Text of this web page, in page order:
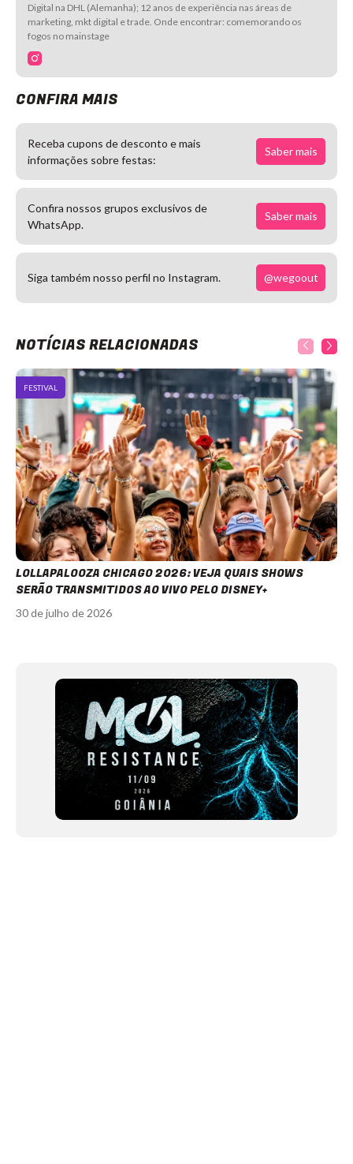
Digital na DHL (Alemanha); 12 anos de experiência nas áreas de
marketing, mkt digital e trade. Onde encontrar: comemorando os
fogos no mainstage
CONFIRA MAIS
Receba cupons de desconto e mais
informações sobre festas:
Saber mais
Confira nossos grupos exclusivos de
WhatsApp.
Saber mais
Siga também nosso perfil no Instagram. @wegoout
NOTÍCIAS RELACIONADAS
FESTIVAL
LOLLAPALOOZA CHICAGO 2026: VEJA QUAIS SHOWS
SERÃO TRANSMITIDOS AO VIVO PELO DISNEY+
30 de julho de 2026